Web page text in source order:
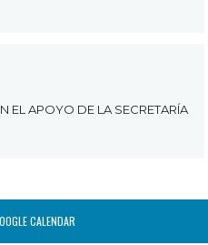
EL APOYO DE LA SECRETARÍA
CALENDAR